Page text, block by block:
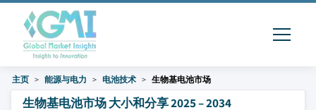
主页 能源与电力 电池技术 生物基电池市场
生物基电池市场 大小和分享 2025 – 2034